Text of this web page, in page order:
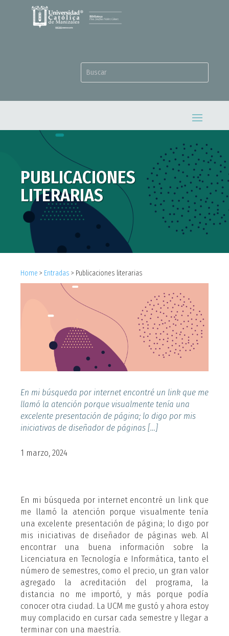
PUBLICACIONES
LITERARIAS
Home > Entradas > Publicaciones literarias
En mi búsqueda por internet encontré un link que me
llamó la atención porque visualmente tenía una
excelente presentación de página; lo digo por mis
iniciativas de diseñador de páginas […]
1 marzo, 2024
En mi búsqueda por internet encontré un link que
me llamó la atención porque visualmente tenía
una excelente presentación de página; lo digo por
mis iniciativas de diseñador de páginas web. Al
encontrar una buena información sobre la
Licenciatura en Tecnología e Informática, tanto el
número de semestres, como el precio, un gran valor
agregado la acreditación del programa, la
distancia no me importó, y más porque podía
conocer otra ciudad. La UCM me gustó y ahora estoy
muy complacido en cursar cada semestre y llegar a
terminar con una maestría.